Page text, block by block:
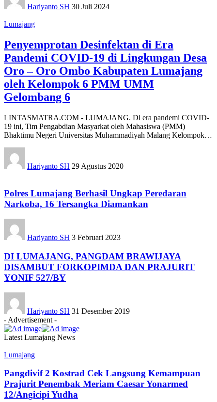
Hariyanto SH 30 Juli 2024
Lumajang
Penyemprotan Desinfektan di Era
Pandemi COVID-19 di Lingkungan Desa
Oro – Oro Ombo Kabupaten Lumajang
oleh Kelompok 6 PMM UMM
Gelombang 6
LINTASMATRA.COM - LUMAJANG. Di era pandemi COVID-
19 ini, Tim Pengabdian Masyarkat oleh Mahasiswa (PMM)
Bhaktimu Negeri Universitas Muhammadiyah Malang Kelompok…
Hariyanto SH 29 Agustus 2020
Polres Lumajang Berhasil Ungkap Peredaran
Narkoba, 16 Tersangka Diamankan
Hariyanto SH 3 Februari 2023
DI LUMAJANG, PANGDAM BRAWIJAYA
DISAMBUT FORKOPIMDA DAN PRAJURIT
YONIF 527/BY
Hariyanto SH 31 Desember 2019
- Advertisement -
Latest Lumajang News
Lumajang
Pangdivif 2 Kostrad Cek Langsung Kemampuan
Prajurit Penembak Meriam Caesar Yonarmed
12/Angicipi Yudha